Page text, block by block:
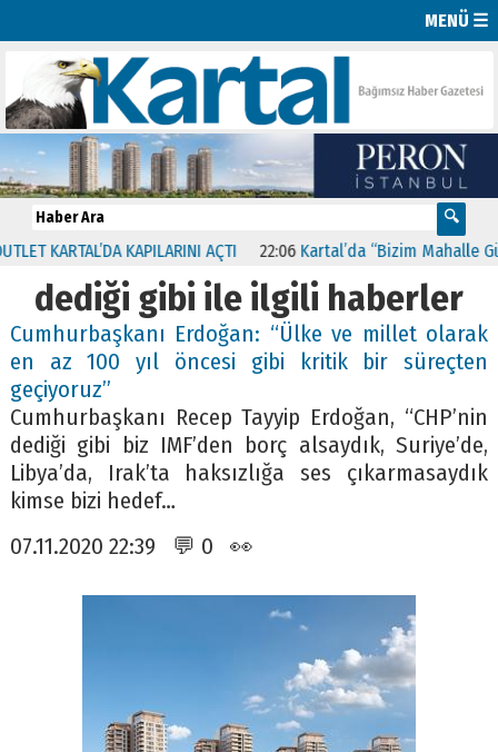
MENÜ ☰
KARTAL’DA KAPILARINI AÇTI 22:06 Kartal’da “Bizim Mahalle
dediği gibi ile ilgili haberler
Cumhurbaşkanı Erdoğan: “Ülke ve millet olarak
en az 100 yıl öncesi gibi kritik bir süreçten
geçiyoruz”
Cumhurbaşkanı Recep Tayyip Erdoğan, “CHP’nin
dediği gibi biz IMF’den borç alsaydık, Suriye’de,
Libya’da, Irak’ta haksızlığa ses çıkarmasaydık
kimse bizi hedef…
07.11.2020 22:39 💬 0 👀